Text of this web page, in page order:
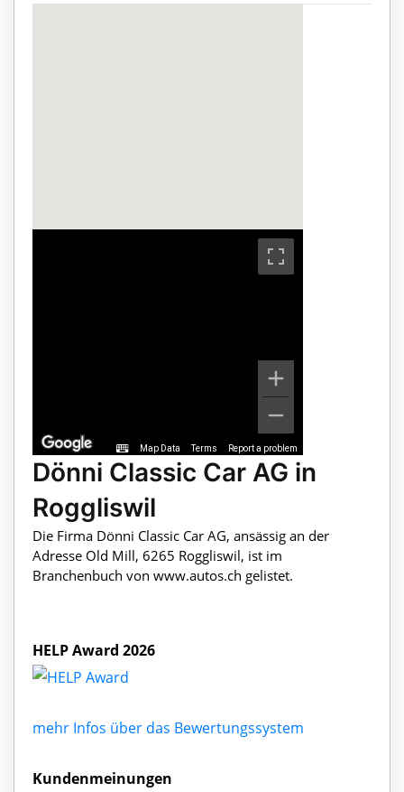
Map Data Terms Report a problem
Dönni Classic Car AG in
Roggliswil
Die Firma Dönni Classic Car AG, ansässig an der
Adresse Old Mill, 6265 Roggliswil, ist im
Branchenbuch von www.autos.ch gelistet.
HELP Award 2026
mehr Infos über das Bewertungssystem
Kundenmeinungen